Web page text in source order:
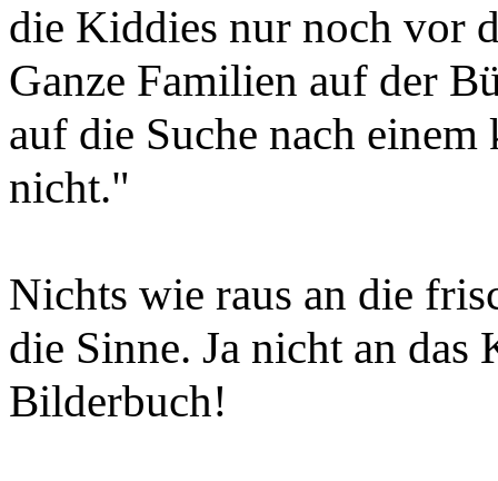
die Kiddies nur noch vor
Ganze Familien auf der
auf die Suche nach
nicht."
Nichts wie raus an die
die Sinne. Ja nicht an das
Bilderbuch!